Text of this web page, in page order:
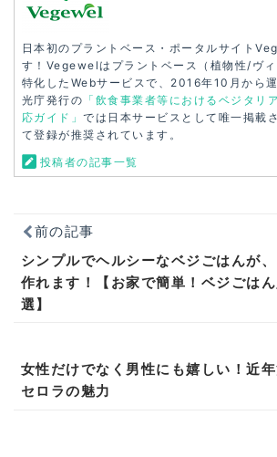
日本初のプラントベース・ポータルサイト
す！Vegewelはプラントベース（植物性/ヴ
特化したWebサービスで、2016年10月から
光庁発行の 「飲食事業者等におけるベジタリ
応ガイド」 では日本サービスとして唯一掲載
て登録が推奨されています。
投稿者の記事一覧
前の記事
シンプルでヘルシーなベジごはんが
作れます！【お家で簡単！ベジごは
選】
女性だけでなく男性にも嬉しい！近
セロラの魅力